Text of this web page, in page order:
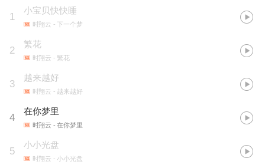
学院影视表演专业进修； 2011年《河南省强制检定计量器具档案管
理系统的设计与实践》论文获得河南省质量检验协会颁发的质量检
验学术优秀论文二等奖证书； 2011年中央音乐学院流行音乐演唱班
(第九期)； 2014年获得中国音乐学院声乐考级(通俗唱法)八级证
书； 2014时翔云单曲《是谁》入围中国歌曲联播榜前10名； 2014
中国音乐学院声乐考级(民族唱法)六级证书。
1
小宝贝快快睡
时翔云 - 下一个梦
2
繁花
时翔云 - 繁花
3
越来越好
时翔云 - 越来越好
4
在你梦里
时翔云 - 在你梦里
5
小小光盘
时翔云 - 小小光盘